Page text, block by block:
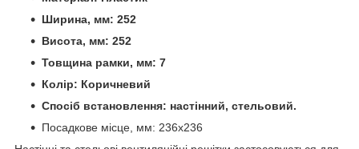
Ширина, мм: 252
Висота, мм: 252
Товщина рамки, мм: 7
Колір: Коричневий
Спосіб встановлення: настінний, стельовий.
Посадкове місце, мм: 236х236